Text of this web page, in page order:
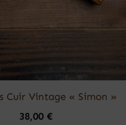
Cuir Vintage « Simon »
38,00 €